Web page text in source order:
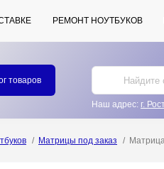
РЕМОНТ НОУТБУКОВ
товаров
Наш адрес: г.
Матрицы под заказ